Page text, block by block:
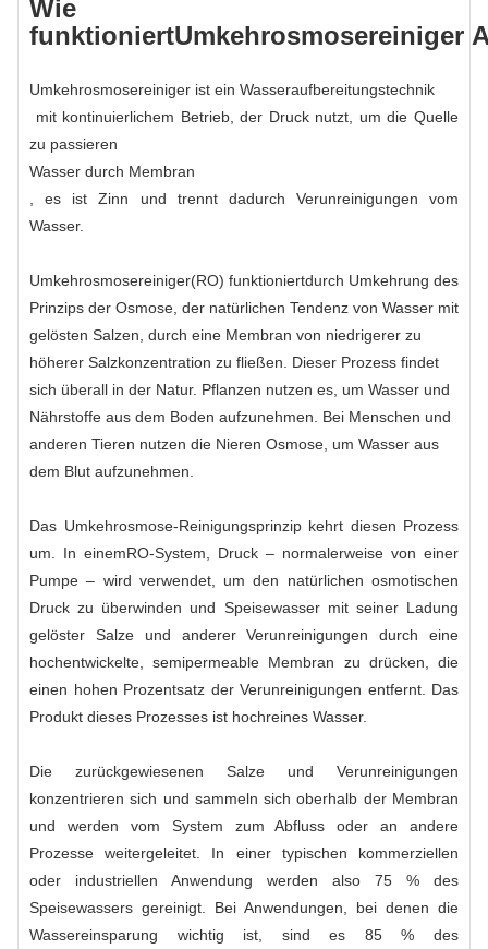
Wie
funktioniertUmkehrosmosereiniger
Umkehrosmosereiniger ist ein Wasseraufbereitungstechnik
mit kontinuierlichem Betrieb, der Druck nutzt, um die Quelle
zu passieren
Wasser durch Membran
, es ist Zinn und trennt dadurch Verunreinigungen vom
Wasser.
Umkehrosmosereiniger(RO) funktioniertdurch Umkehrung des
Prinzips der Osmose, der natürlichen Tendenz von Wasser mit
gelösten Salzen, durch eine Membran von niedrigerer zu
höherer Salzkonzentration zu fließen. Dieser Prozess findet
sich überall in der Natur. Pflanzen nutzen es, um Wasser und
Nährstoffe aus dem Boden aufzunehmen. Bei Menschen und
anderen Tieren nutzen die Nieren Osmose, um Wasser aus
dem Blut aufzunehmen.
Das Umkehrosmose-Reinigungsprinzip kehrt diesen Prozess
um. In einemRO-System, Druck – normalerweise von einer
Pumpe – wird verwendet, um den natürlichen osmotischen
Druck zu überwinden und Speisewasser mit seiner Ladung
gelöster Salze und anderer Verunreinigungen durch eine
hochentwickelte, semipermeable Membran zu drücken, die
einen hohen Prozentsatz der Verunreinigungen entfernt. Das
Produkt dieses Prozesses ist hochreines Wasser.
Die zurückgewiesenen Salze und Verunreinigungen
konzentrieren sich und sammeln sich oberhalb der Membran
und werden vom System zum Abfluss oder an andere
Prozesse weitergeleitet. In einer typischen kommerziellen
oder industriellen Anwendung werden also 75 % des
Speisewassers gereinigt. Bei Anwendungen, bei denen die
Wassereinsparung wichtig ist, sind es 85 % des